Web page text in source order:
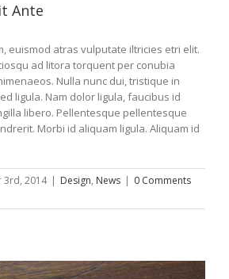
Ante
euismod atras vulputate iltricies etri elit.
ad litora torquent per conubia
Nulla nunc dui, tristique in
ligula. Nam dolor ligula, faucibus id
libero. Pellentesque pellentesque
Morbi id aliquam ligula. Aliquam id
3rd, 2014 | Design, News | 0 Comments